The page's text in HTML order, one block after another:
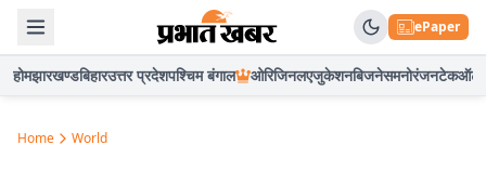
ePaper
होमझारखण्डबिहारउत्तर प्रदेशपश्चिम बंगाल ओरिजिनलएजुकेशनबिजनेसमनोरंजनटेकऑटो
Home World